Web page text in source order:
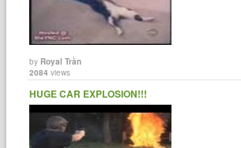
by Royal Trần
2084 views
HUGE CAR EXPLOSION!!!